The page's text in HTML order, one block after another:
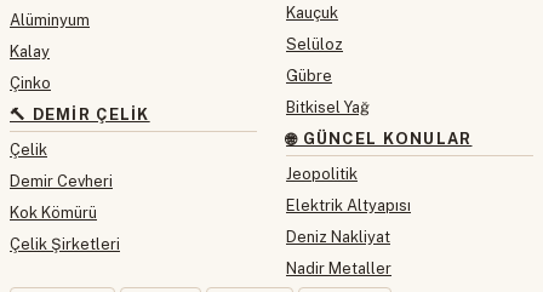
Alüminyum
Kalay
Çinko
🔨 DEMIR ÇELIK
Çelik
Demir Cevheri
Kok Kömürü
Çelik Şirketleri
Kauçuk
Selüloz
Gübre
Bitkisel Yağ
🌐 GÜNCEL KONULAR
Jeopolitik
Elektrik Altyapısı
Deniz Nakliyat
Nadir Metaller